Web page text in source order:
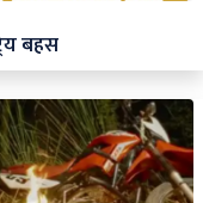
बहस